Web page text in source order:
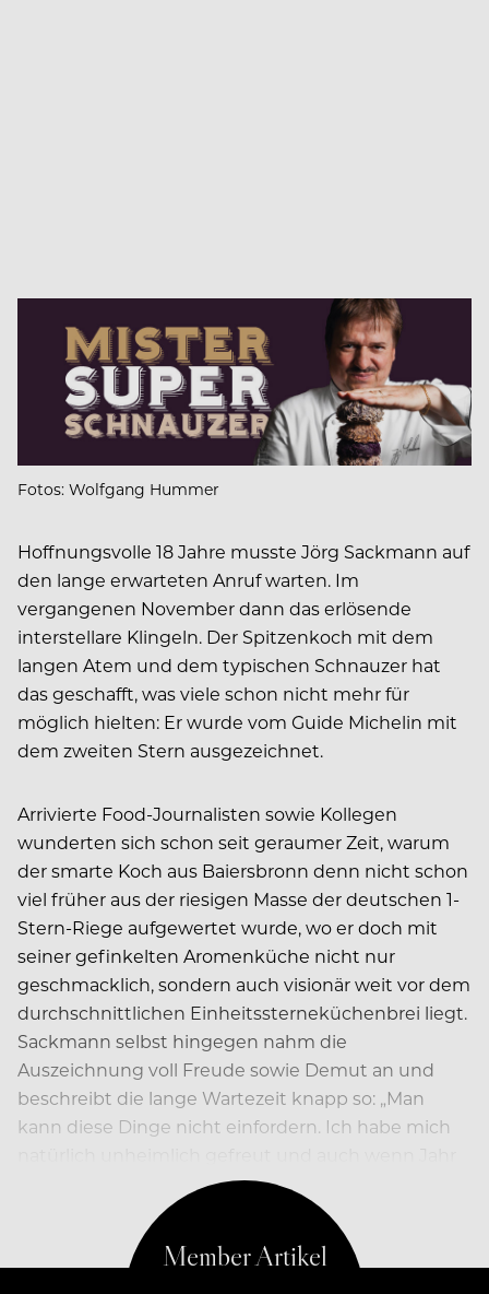
Fotos: Wolfgang Hummer
Hoffnungsvolle 18 Jahre musste Jörg Sackmann auf
den lange erwarteten Anruf warten. Im
vergangenen November dann das erlösende
interstellare Klingeln. Der Spitzenkoch mit dem
langen Atem und dem typischen Schnauzer hat
das geschafft, was viele schon nicht mehr für
möglich hielten: Er wurde vom Guide Michelin mit
dem zweiten Stern ausgezeichnet.
Arrivierte Food-Journalisten sowie Kollegen
wunderten sich schon seit geraumer Zeit, warum
der smarte Koch aus Baiersbronn denn nicht schon
viel früher aus der riesigen Masse der deutschen 1-
Stern-Riege aufgewertet wurde, wo er doch mit
seiner gefinkelten Aromenküche nicht nur
geschmacklich, sondern auch visionär weit vor dem
durchschnittlichen Einheitssterneküchenbrei liegt.
Sackmann selbst hingegen nahm die
Auszeichnung voll Freude sowie Demut an und
beschreibt die lange Wartezeit knapp so: „Man
kann diese Dinge nicht einfordern. Ich habe mich
für Jahr gemunkelt wurde…